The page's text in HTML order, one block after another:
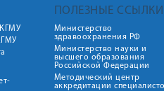
ПОЛЕЗНЫЕ ССЫЛКИ
Министерство
здравоохранения РФ
Министерство науки и
высшего образования
Российской Федерации
Методический центр
аккредитации